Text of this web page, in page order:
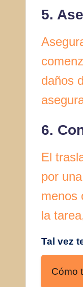
5.
daños
6.
El
por
menos
la
Tal vez
Cómo